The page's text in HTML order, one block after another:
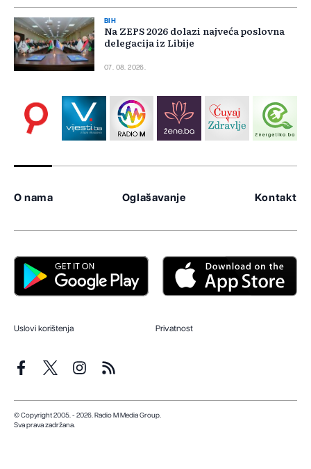
BIH
Na ZEPS 2026 dolazi najveća poslovna
delegacija iz Libije
07. 08. 2026.
O nama Oglašavanje Kontakt
Uslovi korištenja Privatnost
© Copyright 2005. - 2026. Radio M Media Group.
Sva prava zadržana.